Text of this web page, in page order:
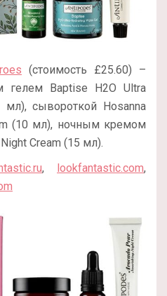
(стоимость £25.60) –
Baptise H2O Ultra
мл), сывороткой Hosanna
(10 мл), ночным кремом
Cream (15 мл).
, lookfantastic.com,